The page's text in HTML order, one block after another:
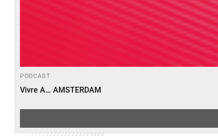
PODCAST
Vivre A… AMSTERDAM